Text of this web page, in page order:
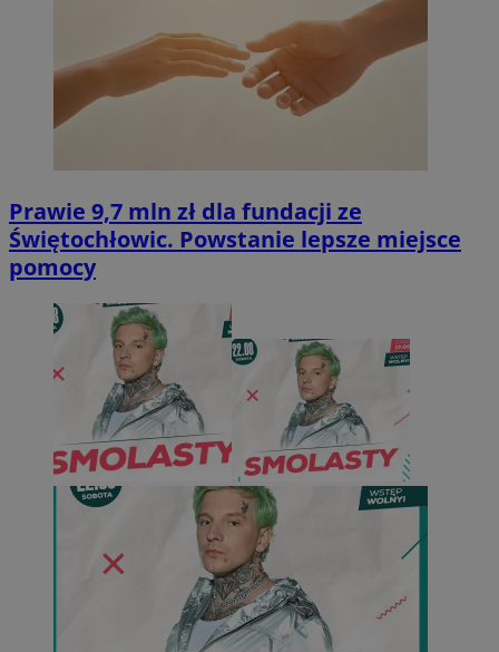
Prawie 9,7 mln zł dla fundacji ze
Świętochłowic. Powstanie lepsze miejsce
pomocy